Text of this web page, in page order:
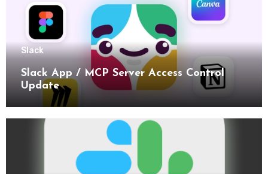
Slack
Slack App / MCP Server Access Control
Update